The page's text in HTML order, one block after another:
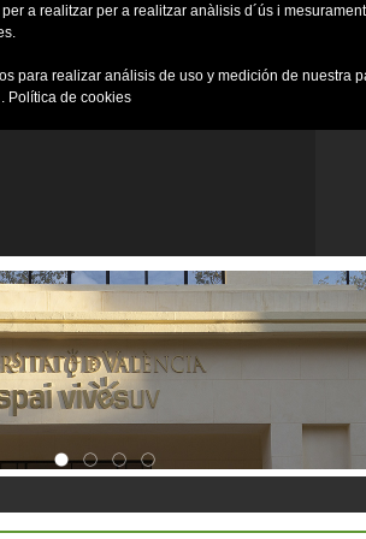
a realitzar per a realitzar anàlisis d´ús i
para realizar análisis de uso y medición de
Política de cookies